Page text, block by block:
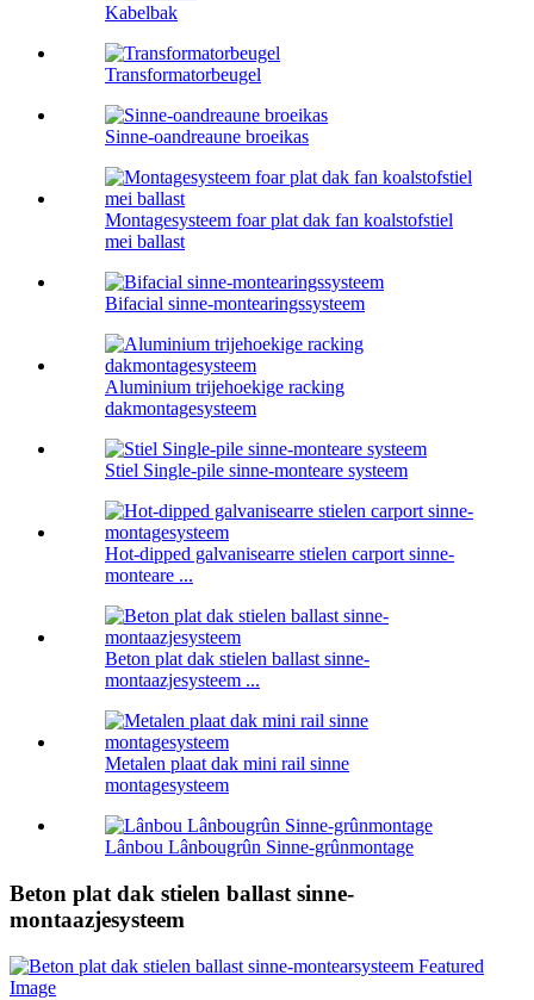
Kabelbak
Transformatorbeugel
Sinne-oandreaune broeikas
Montagesysteem foar plat dak fan koalstofstiel
mei ballast
Bifacial sinne-montearingssysteem
Aluminium trijehoekige racking
dakmontagesysteem
Stiel Single-pile sinne-monteare systeem
Hot-dipped galvanisearre stielen carport sinne-
monteare ...
Beton plat dak stielen ballast sinne-
montaazjesysteem ...
Metalen plaat dak mini rail sinne
montagesysteem
Lânbou Lânbougrûn Sinne-grûnmontage
Beton plat dak stielen ballast sinne-
montaazjesysteem